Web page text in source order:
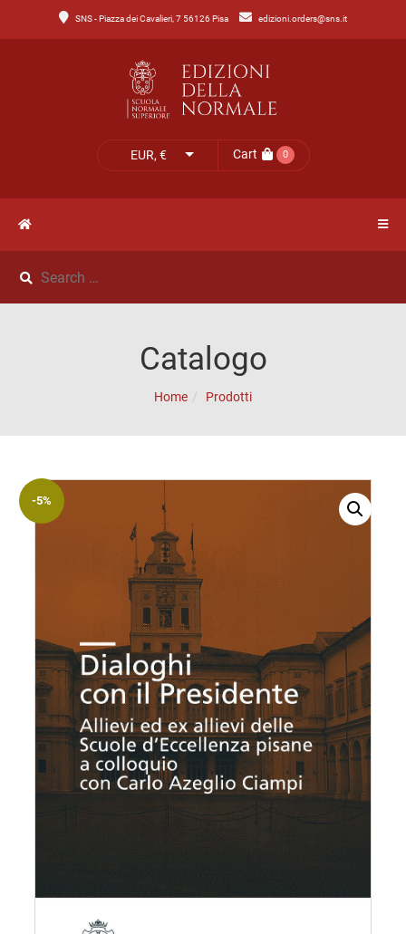
SNS - Piazza dei Cavalieri, 7 56126 Pisa edizioni.orders@sns.it
EUR, € Cart 0
MenuCatalogo
Catalogo
Incipit
Archetipi
Senza
di
Lettere
Annali
NOVITÀ
NEWS
IL
Catalogo
Home Prodotti
-5%